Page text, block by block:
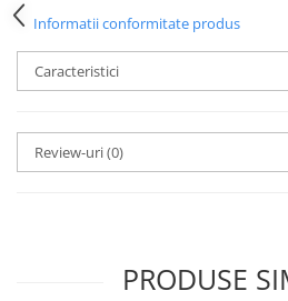
Informatii conformitate produs
Caracteristici
Review-uri(0)
PRODUSE